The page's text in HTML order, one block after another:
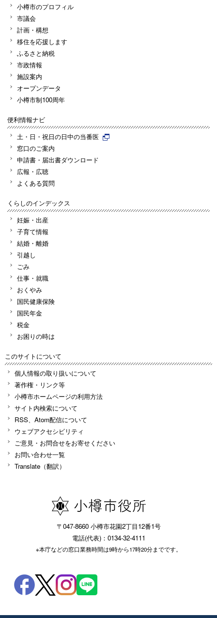
小樽市のプロフィル
市議会
計画・構想
移住を応援します
ふるさと納税
市政情報
施設案内
オープンデータ
小樽市制100周年
便利情報ナビ
土・日・祝日の日中の当番医
窓口のご案内
申請書・届出書ダウンロード
広報・広聴
よくある質問
くらしのインデックス
妊娠・出産
子育て情報
結婚・離婚
引越し
ごみ
仕事・就職
おくやみ
国民健康保険
国民年金
税金
お困りの時は
このサイトについて
個人情報の取り扱いについて
著作権・リンク等
小樽市ホームページの利用方法
サイト内検索について
RSS、Atom配信について
ウェブアクセシビリティ
ご意見・お問合せをお寄せください
お問い合わせ一覧
Translate（翻訳）
〒047-8660 小樽市花園2丁目12番1号
電話(代表)：0134-32-4111
※本庁などの窓口業務時間は9時から17時20分までです。